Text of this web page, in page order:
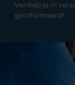
Verdiep je in
geïnformeerd!